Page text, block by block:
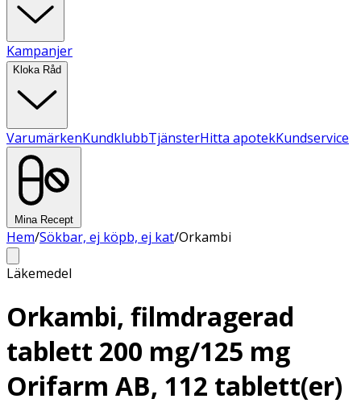
Kampanjer
Kloka Råd
VarumärkenKundklubbTjänsterHitta apotekKundservice
Mina Recept
Hem/Sökbar, ej köpb, ej kat/Orkambi
Läkemedel
Orkambi, filmdragerad
tablett 200 mg/125 mg
Orifarm AB, 112 tablett(er)